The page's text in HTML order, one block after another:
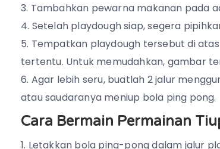
Tambahkan pewarna makanan pada
Setelah playdough siap, segera
Tempatkan playdough tersebut di
tertentu. Untuk memudahkan, gambar
Agar lebih seru, buatlah 2 jalur
atau saudaranya meniup bola ping pong.
Cara Bermain Permainan
Letakkan bola ping-pong dalam jalur